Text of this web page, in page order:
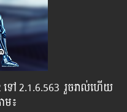
ទៅ​ 2.1.6.563 រួចរាល់ហើយ
ម៖